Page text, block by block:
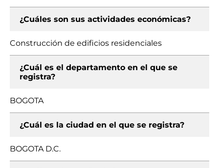
¿Cuáles son sus actividades económicas?
Construcción de edificios residenciales
¿Cuál es el departamento en el que se
registra?
BOGOTA
¿Cuál es la ciudad en el que se registra?
BOGOTA D.C.